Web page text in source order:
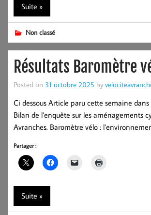
Suite »
Non classé
Résultats Baromètre
Posted on 31 octobre 2025 by
Ci dessous Article paru cette semaine
Bilan de l’enquête sur les aménagements
Avranches. Baromètre vélo :
Partager :
Suite »